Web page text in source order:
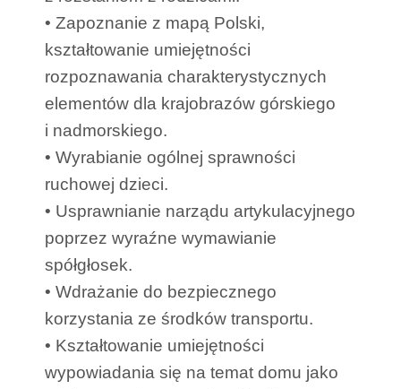
• Zapoznanie z mapą Polski,
kształtowanie umiejętności
rozpoznawania charakterystycznych
elementów dla krajobrazów górskiego
i nadmorskiego.
• Wyrabianie ogólnej sprawności
ruchowej dzieci.
• Usprawnianie narządu artykulacyjnego
poprzez wyraźne wymawianie
spółgłosek.
• Wdrażanie do bezpiecznego
korzystania ze środków transportu.
• Kształtowanie umiejętności
wypowiadania się na temat domu jako